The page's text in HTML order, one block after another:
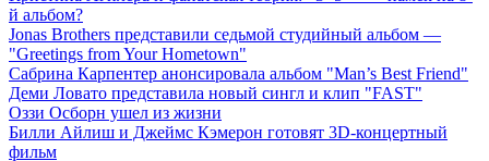
й альбом?
Jonas Brothers представили седьмой студийный альбом —
"Greetings from Your Hometown"
Сабрина Карпентер анонсировала альбом "Man’s Best Friend"
Деми Ловато представила новый сингл и клип "FAST"
Оззи Осборн ушел из жизни
Билли Айлиш и Джеймс Кэмерон готовят 3D-концертный
фильм